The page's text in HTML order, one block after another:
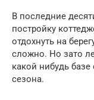
В последние
постройку
отдохнуть на
сложно. Но зато
какой нибудь
сезона.